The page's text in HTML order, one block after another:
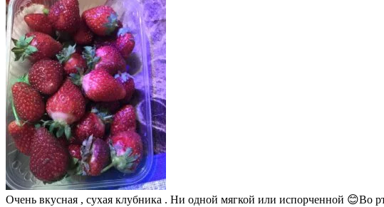
Очень вкусная , сухая клубника . Ни одной мягкой или испорченной 😊Во